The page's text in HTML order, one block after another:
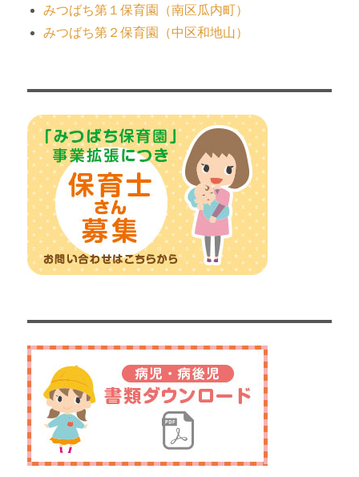
みつばち第１保育園（南区瓜内町）
みつばち第２保育園（中区和地山）